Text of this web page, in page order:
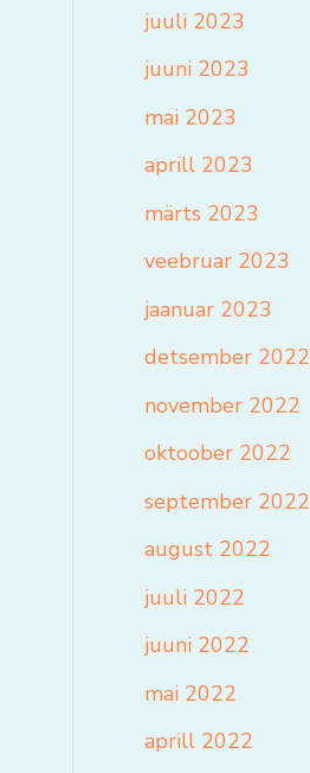
juuli 2023
juuni 2023
mai 2023
aprill 2023
märts 2023
veebruar 2023
jaanuar 2023
detsember 2022
november 2022
oktoober 2022
september 2022
august 2022
juuli 2022
juuni 2022
mai 2022
aprill 2022